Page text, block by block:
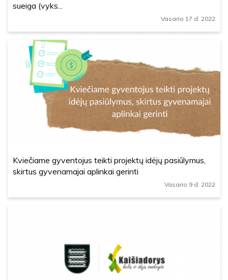
sueiga (vyks...
Vasario 17 d. 2022
Kviečiame gyventojus teikti projektų idėjų pasiūlymus,
skirtus gyvenamajai aplinkai gerinti
Vasario 9 d. 2022